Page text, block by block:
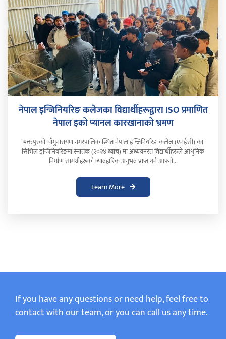
नेपाल इन्जिनियरिङ कलेजका विद्यार्थीहरूद्वारा ISO प्रमाणित
नेपाल इको प्यानल कारखानाको भ्रमण
भक्तपुरको चाँगुनारायण नगरपालिकास्थित नेपाल इन्जिनियरिङ कलेज (एनईसी) का
सिभिल इन्जिनियरिङमा स्नातक (२०२४ ब्याच) मा अध्ययनरत विद्यार्थीहरूले आधुनिक
निर्माण सामग्रीहरूको व्यावहारिक अनुभव प्राप्त गर्न आफ्नो...
Learn More
If you have any questions or need help, feel free to
contact with our team, or you can call us any time.